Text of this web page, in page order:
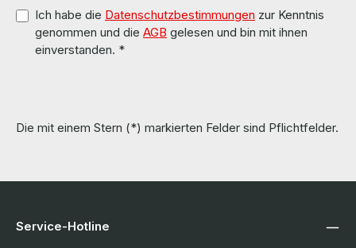
Ich habe die Datenschutzbestimmungen zur Kenntnis
genommen und die AGB gelesen und bin mit ihnen
einverstanden. *
Die mit einem Stern (*) markierten Felder sind Pflichtfelder.
Service-Hotline